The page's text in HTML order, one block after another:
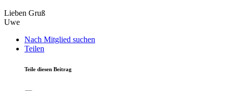
Lieben Gruß
Uwe
Nach Mitglied suchen
Teilen
Teile diesen Beitrag